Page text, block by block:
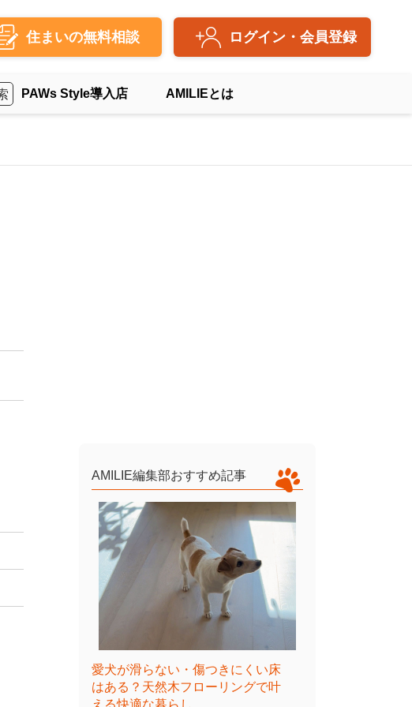
住まいの無料相談 ログイン・会員登録
PAWs Style導入店 AMILIEとは
AMILIE編集部おすすめ記事
愛犬が滑らない・傷つきにくい床
はある？天然木フローリングで叶
える快適な暮らし